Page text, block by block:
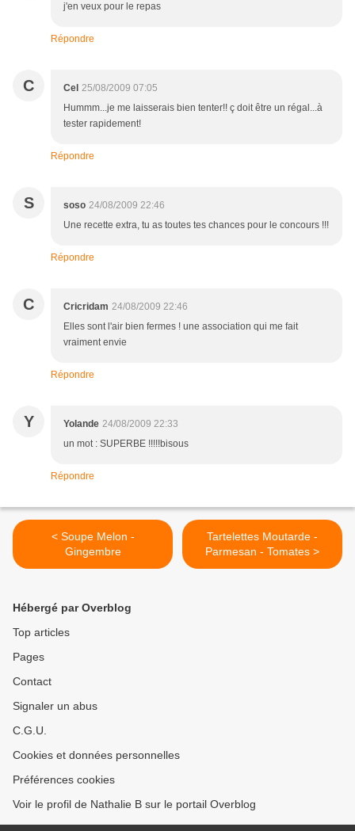
j'en veux pour le repas
Répondre
C Cel 25/08/2009 07:05
Hummm...je me laisserais bien tenter!! ç doit être un régal...à
tester rapidement!
Répondre
S soso 24/08/2009 22:46
Une recette extra, tu as toutes tes chances pour le concours !!!
Répondre
C Cricridam 24/08/2009 22:46
Elles sont l'air bien fermes ! une association qui me fait
vraiment envie
Répondre
Y Yolande 24/08/2009 22:33
un mot : SUPERBE !!!!!bisous
Répondre
< Soupe Melon -
Gingembre
Tartelettes Moutarde -
Parmesan - Tomates >
Hébergé par Overblog
Top articles
Pages
Contact
Signaler un abus
C.G.U.
Cookies et données personnelles
Préférences cookies
Voir le profil de Nathalie B sur le portail Overblog